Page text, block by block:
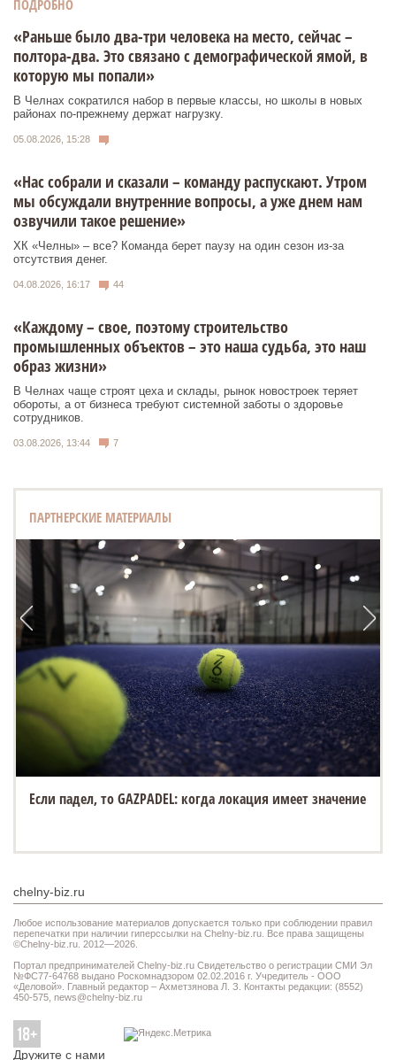
ПОДРОБНО
«Раньше было два-три человека на место, сейчас –
полтора-два. Это связано с демографической ямой, в
которую мы попали»
В Челнах сократился набор в первые классы, но школы в новых
районах по-прежнему держат нагрузку.
05.08.2026, 15:28
«Нас собрали и сказали – команду распускают. Утром
мы обсуждали внутренние вопросы, а уже днем нам
озвучили такое решение»
ХК «Челны» – все? Команда берет паузу на один сезон из-за
отсутствия денег.
04.08.2026, 16:17 44
«Каждому – свое, поэтому строительство
промышленных объектов – это наша судьба, это наш
образ жизни»
В Челнах чаще строят цеха и склады, рынок новостроек теряет
обороты, а от бизнеса требуют системной заботы о здоровье
сотрудников.
03.08.2026, 13:44 7
ПАРТНЕРСКИЕ МАТЕРИАЛЫ
Если падел, то GAZPADEL: когда локация имеет значение
chelny-biz.ru
Любое использование материалов допускается только при соблюдении правил
перепечатки при наличии гиперссылки на Chelny-biz.ru. Все права защищены
©Chelny-biz.ru. 2012—2026.
Портал предпринимателей Chelny-biz.ru Свидетельство о регистрации СМИ Эл
№ФС77-64768 выдано Роскомнадзором 02.02.2016 г. Учредитель - ООО
«Деловой». Главный редактор – Ахметзянова Л. З. Контакты редакции: (8552)
450-575, news@chelny-biz.ru
Дружите с нами